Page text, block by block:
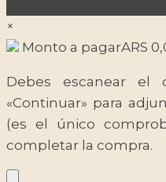
×
Monto a pagarARS
Debes escanear el
«Continuar» para
(es el único
completar la compra.